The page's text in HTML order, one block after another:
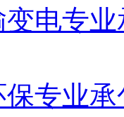
变电专
保专业